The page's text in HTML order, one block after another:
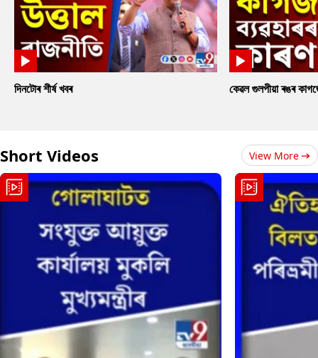
দিনটোৰ শীৰ্ষ খবৰ কেৱল গুলপীয়া ৰঙৰ
Short Videos View More